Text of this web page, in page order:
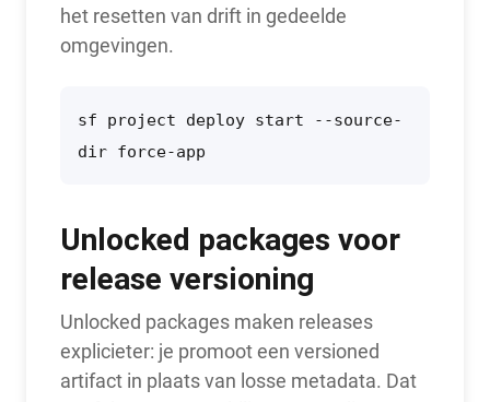
het resetten van drift in gedeelde
omgevingen.
sf project deploy start --source-
dir force-app
Unlocked packages voor
release versioning
Unlocked packages maken releases
explicieter: je promoot een versioned
artifact in plaats van losse metadata. Dat